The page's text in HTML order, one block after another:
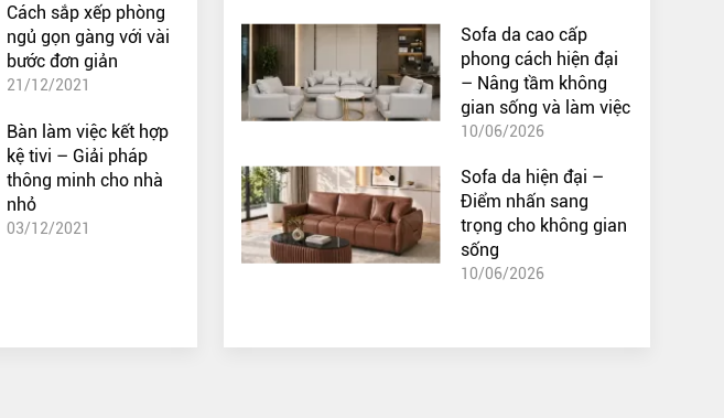
Cách sắp xếp phòng
ngủ gọn gàng với vài
bước đơn giản
21/12/2021
Bàn làm việc kết hợp
kệ tivi – Giải pháp
thông minh cho nhà
nhỏ
03/12/2021
Sofa da cao cấp
phong cách hiện đại
– Nâng tầm không
gian sống và làm việc
10/06/2026
Sofa da hiện đại –
Điểm nhấn sang
trọng cho không gian
sống
10/06/2026